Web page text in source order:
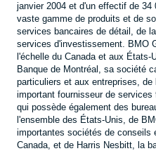
janvier 2004 et d'un effectif de
vaste gamme de produits et de
services bancaires de détail, de
services d'investissement. BMO
l'échelle du Canada et aux
Banque de Montréal, sa société
particuliers et aux entreprises,
important fournisseur de
qui possède également des
l'ensemble des États-Unis, de
importantes sociétés de conseils
Canada, et de Harris Nesbitt, la